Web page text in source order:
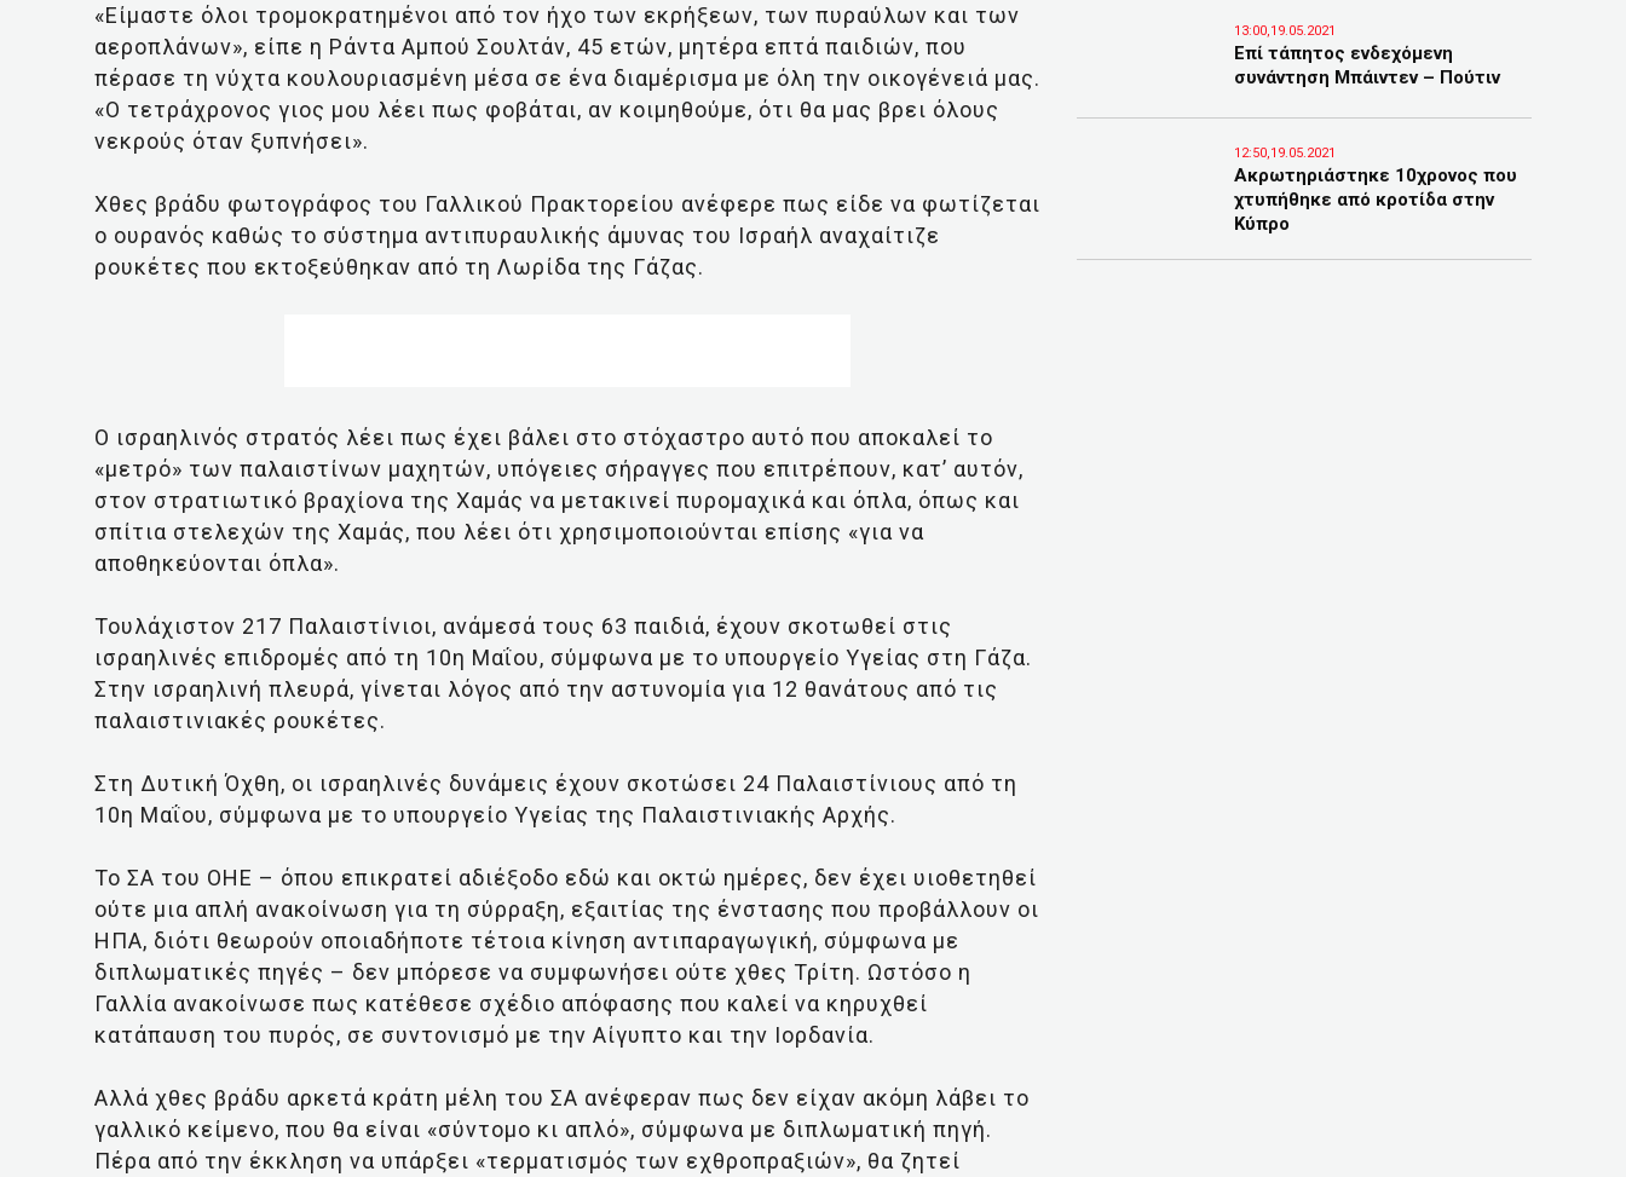
«Είμαστε όλοι τρομοκρατημένοι από τον ήχο των εκρήξεων, των πυραύλων και των
αεροπλάνων», είπε η Ράντα Αμπού Σουλτάν, 45 ετών, μητέρα επτά παιδιών, που
πέρασε τη νύχτα κουλουριασμένη μέσα σε ένα διαμέρισμα με όλη την οικογένειά μας.
«Ο τετράχρονος γιος μου λέει πως φοβάται, αν κοιμηθούμε, ότι θα μας βρει όλους
νεκρούς όταν ξυπνήσει».
Χθες βράδυ φωτογράφος του Γαλλικού Πρακτορείου ανέφερε πως είδε να φωτίζεται
ο ουρανός καθώς το σύστημα αντιπυραυλικής άμυνας του Ισραήλ αναχαίτιζε
ρουκέτες που εκτοξεύθηκαν από τη Λωρίδα της Γάζας.
Ο ισραηλινός στρατός λέει πως έχει βάλει στο στόχαστρο αυτό που αποκαλεί το
«μετρό» των παλαιστίνων μαχητών, υπόγειες σήραγγες που επιτρέπουν, κατ’ αυτόν,
στον στρατιωτικό βραχίονα της Χαμάς να μετακινεί πυρομαχικά και όπλα, όπως και
σπίτια στελεχών της Χαμάς, που λέει ότι χρησιμοποιούνται επίσης «για να
αποθηκεύονται όπλα».
Τουλάχιστον 217 Παλαιστίνιοι, ανάμεσά τους 63 παιδιά, έχουν σκοτωθεί στις
ισραηλινές επιδρομές από τη 10η Μαΐου, σύμφωνα με το υπουργείο Υγείας στη Γάζα.
Στην ισραηλινή πλευρά, γίνεται λόγος από την αστυνομία για 12 θανάτους από τις
παλαιστινιακές ρουκέτες.
Στη Δυτική Όχθη, οι ισραηλινές δυνάμεις έχουν σκοτώσει 24 Παλαιστίνιους από τη
10η Μαΐου, σύμφωνα με το υπουργείο Υγείας της Παλαιστινιακής Αρχής.
Το ΣΑ του ΟΗΕ – όπου επικρατεί αδιέξοδο εδώ και οκτώ ημέρες, δεν έχει υιοθετηθεί
ούτε μια απλή ανακοίνωση για τη σύρραξη, εξαιτίας της ένστασης που προβάλλουν οι
ΗΠΑ, διότι θεωρούν οποιαδήποτε τέτοια κίνηση αντιπαραγωγική, σύμφωνα με
διπλωματικές πηγές – δεν μπόρεσε να συμφωνήσει ούτε χθες Τρίτη. Ωστόσο η
Γαλλία ανακοίνωσε πως κατέθεσε σχέδιο απόφασης που καλεί να κηρυχθεί
κατάπαυση του πυρός, σε συντονισμό με την Αίγυπτο και την Ιορδανία.
Αλλά χθες βράδυ αρκετά κράτη μέλη του ΣΑ ανέφεραν πως δεν είχαν ακόμη λάβει το
γαλλικό κείμενο, που θα είναι «σύντομο κι απλό», σύμφωνα με διπλωματική πηγή.
Πέρα από την έκκληση να υπάρξει «τερματισμός των εχθροπραξιών», θα ζητεί
13:00,19.05.2021
Επί τάπητος ενδεχόμενη
συνάντηση Μπάιντεν – Πούτιν
12:50,19.05.2021
Ακρωτηριάστηκε 10χρονος που
χτυπήθηκε από κροτίδα στην
Κύπρο